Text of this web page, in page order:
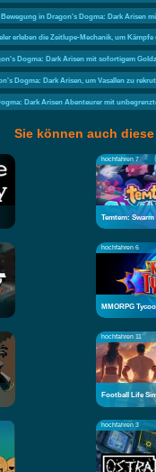
Bewegung in Dragon's Dogma: Dark
erleben die Zeitlupe-Mechanik, um
Dogma: Dark Arisen mit sofortigem
Dogma: Dark Arisen, um Vasallen zu
Dark Arisen Abenteurer mit
Sie können auch
hochfahren 7
Temtem: Swarm
hochfahren 6
MMORPG
hochfahren 11
Football Life
hochfahren 3